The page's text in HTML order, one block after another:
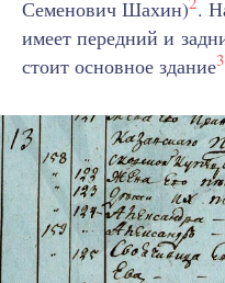
Семенович Шахин) .
имеет передний и
стоит основное здание3